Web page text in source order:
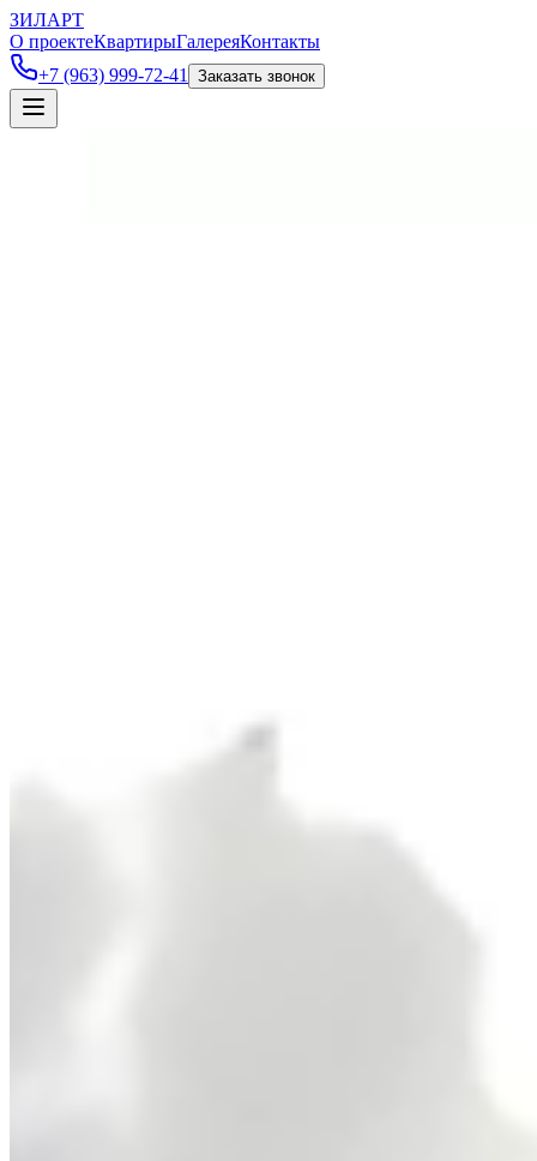
ЗИЛАРТ
О проектеКвартирыГалереяКонтакты
+7 (963) 999-72-41
Заказать звонок